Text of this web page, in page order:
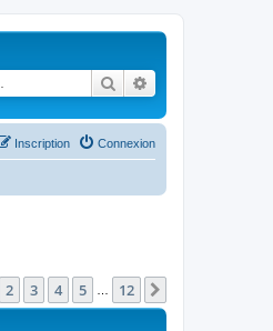
Rechercher
Connexion
Inscription
sur12
2 3 4 5 12